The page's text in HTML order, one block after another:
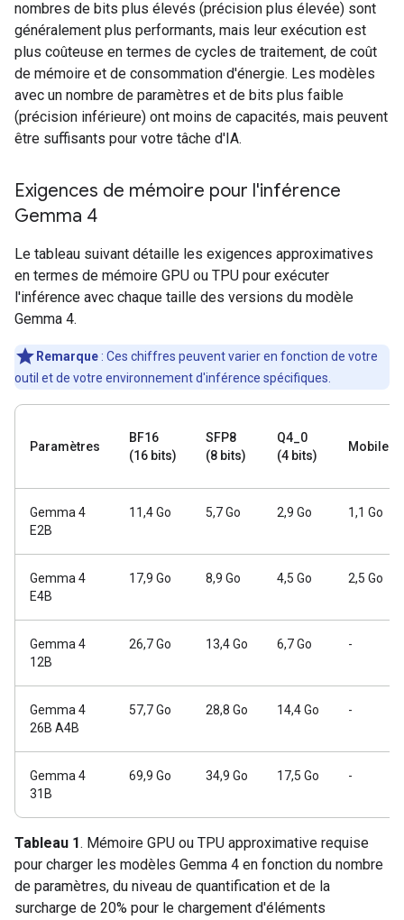
nombres de bits plus élevés (précision plus élevée) sont
généralement plus performants, mais leur exécution est
plus coûteuse en termes de cycles de traitement, de coût
de mémoire et de consommation d'énergie. Les modèles
avec un nombre de paramètres et de bits plus faible
(précision inférieure) ont moins de capacités, mais peuvent
être suffisants pour votre tâche d'IA.
Exigences de mémoire pour l'inférence
Gemma 4
Le tableau suivant détaille les exigences approximatives
en termes de mémoire GPU ou TPU pour exécuter
l'inférence avec chaque taille des versions du modèle
Gemma 4.
Remarque : Ces chiffres peuvent varier en fonction de votre
outil et de votre environnement d'inférence spécifiques.
Paramètres
BF16
(16 bits)
SFP8
(8 bits)
Q4_0
(4 bits)
Mobile
Gemma 4
E2B
11,4 Go 5,7 Go 2,9 Go 1,1 Go
Gemma 4
E4B
17,9 Go 8,9 Go 4,5 Go 2,5 Go
Gemma 4
12B
26,7 Go 13,4 Go 6,7 Go -
Gemma 4
26B A4B
57,7 Go 28,8 Go 14,4 Go -
Gemma 4
31B
69,9 Go 34,9 Go 17,5 Go -
Tableau 1. Mémoire GPU ou TPU approximative requise
pour charger les modèles Gemma 4 en fonction du nombre
de paramètres, du niveau de quantification et de la
surcharge de 20% pour le chargement d'éléments